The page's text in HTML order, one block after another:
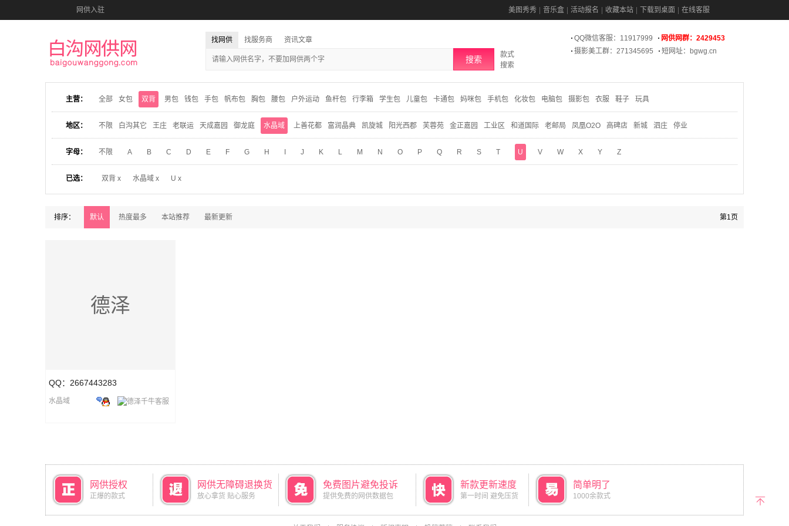
网供入驻 美图秀秀 音乐盒 活动报名 收藏本站 下载到桌面 在线客服
找网供 找服务商 资讯文章
搜索
款式
搜索
QQ微信客服：11917999
网供网群：2429453
摄影美工群：271345695
短网址：bgwg.cn
主营： 全部 女包 双背 男包 钱包 手包 帆布包 胸包 腰包 户外运动 鱼杆包 行李箱 学生包 儿童包 卡通包 妈咪包 手机包 化妆包 电脑包 摄影包 衣服 鞋子 玩具
地区： 不限 白沟其它 王庄 老联运 天成嘉园 御龙庭 水晶域 上善花都 富润晶典 凯旋城 阳光西郡 芙蓉苑 金正嘉园 工业区 和道国际 老邮局 凤凰O2O 高碑店 新城 泗庄 停业
字母： 不限 A B C D E F G H J K L M N O P Q R S T U V W X Y Z
已选： 双背 x 水晶域 x U x
排序： 默认 热度最多 本站推荐 最新更新 第1页
德泽
QQ：2667443283
水晶域
网供授权
正爆的款式
网供无障碍退换货
放心拿货 贴心服务
免费图片避免投诉
提供免费的网供数据包
新款更新速度
第一时间 避免压货
简单明了
1000余款式